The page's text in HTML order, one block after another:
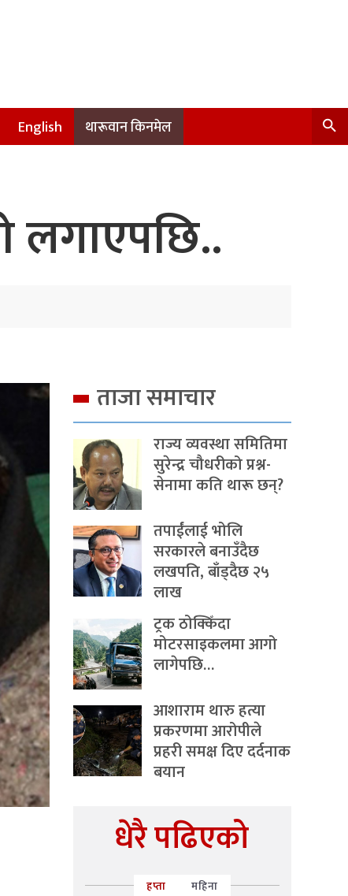
English थारूवान किनमेल
लगाएपछि..
ताजा समाचार
राज्य व्यवस्था समितिमा
सुरेन्द्र चौधरीको प्रश्न-
सेनामा कति थारू छन्?
तपाईंलाई भोलि
सरकारले बनाउँदैछ
लखपति, बाँड्दैछ २५
लाख
ट्रक ठोक्किँदा
मोटरसाइकलमा आगो
लागेपछि…
आशाराम थारु हत्या
प्रकरणमा आरोपीले
प्रहरी समक्ष दिए दर्दनाक
बयान
धेरै पढिएको
हप्ता महिना